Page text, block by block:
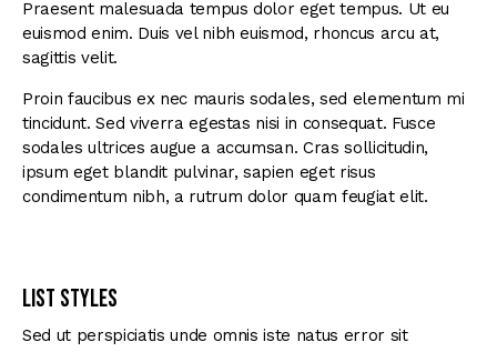
Praesent malesuada tempus dolor eget tempus. Ut eu
euismod enim. Duis vel nibh euismod, rhoncus arcu at,
sagittis velit.
Proin faucibus ex nec mauris sodales, sed elementum mi
tincidunt. Sed viverra egestas nisi in consequat. Fusce
sodales ultrices augue a accumsan. Cras sollicitudin,
ipsum eget blandit pulvinar, sapien eget risus
condimentum nibh, a rutrum dolor quam feugiat elit.
List Styles
Sed ut perspiciatis unde omnis iste natus error sit